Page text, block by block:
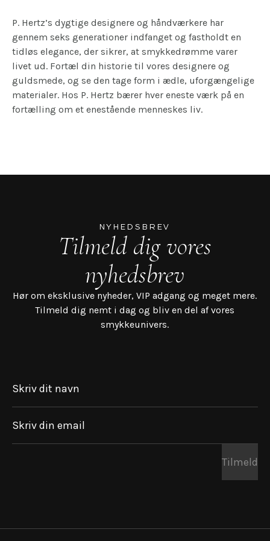
P. Hertz’s dygtige designere og håndværkere har
gennem seks generationer indfanget og fastholdt en
tidløs elegance, der sikrer, at smykkedrømme varer
livet ud. Fortæl din historie til vores designere og
guldsmede, og se den tage form i ædle, uforgængelige
materialer. Hos P. Hertz bærer hver eneste værk på en
fortælling om et enestående menneskes liv.
NYHEDSBREV
Tilmeld dig vores
nyhedsbrev
Hør om eksklusive nyheder, VIP adgang og meget mere.
Tilmeld dig nemt i dag og bliv en del af vores
smykkeunivers.
Skriv dit navn
Skriv din email
Tilmeld